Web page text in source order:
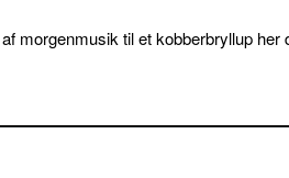
morgenmusik til et kobberbryllup her